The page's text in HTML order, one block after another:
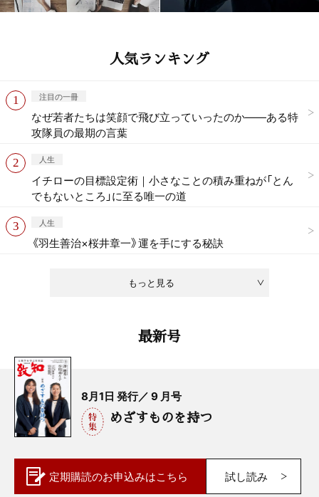
人気ランキング
もっと見る
注目の一冊
なぜ若者たちは笑顔で飛び立っていったのか——ある特
攻隊員の最期の言葉
人生
イチローの目標設定術｜小さなことの積み重ねが「とん
でもないところ」に至る唯一の道
人生
《羽生善治×桜井章一》運を手にする秘訣
最新号
8月1日 発行／ 9 月号
めざすものを持つ
定期購読のお申込みはこちら 試し読み